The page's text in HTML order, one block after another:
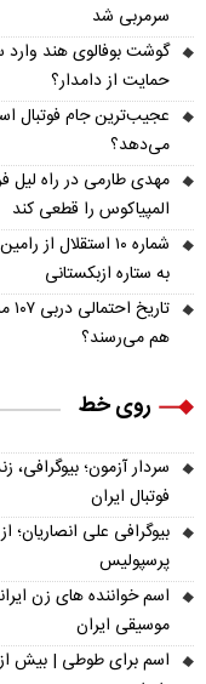
سرمربی شد
گوشت بوفالوی هند وارد
حمایت از دامدار؟
عجیب‌ترین جام فوتبال
می‌دهد؟
مهدی طارمی در راه لیل
المپیاکوس را قطعی کند
شماره ۱۰ استقلال
به ستاره ازبکستانی
هم می‌رسند؟
روی خط
سردار آزمون؛
فوتبال ایران
بیوگرافی علی
پرسپولیس
اسم خواننده های زن
موسیقی ایران